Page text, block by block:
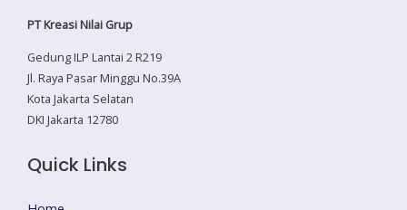
PT Kreasi Nilai Grup
Gedung ILP Lantai 2 R219
Jl. Raya Pasar Minggu No.39A
Kota Jakarta Selatan
DKI Jakarta 12780
Quick Links